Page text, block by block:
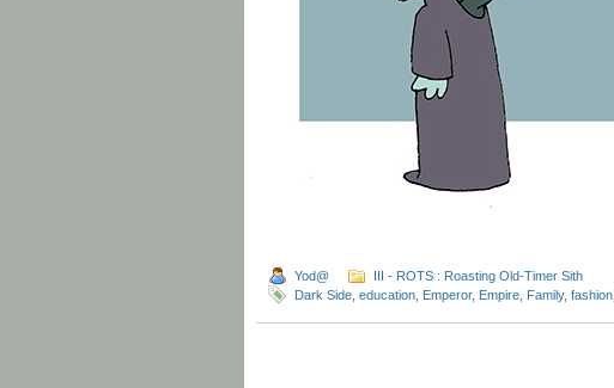
Yod@
III - ROTS : Roasting Old-Timer Sith
Dark Side education Emperor, Empire Family, fashion